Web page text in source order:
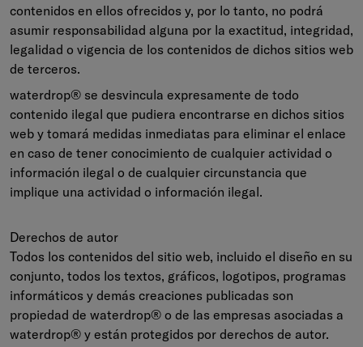
contenidos en ellos ofrecidos y, por lo tanto, no podrá
asumir responsabilidad alguna por la exactitud, integridad,
legalidad o vigencia de los contenidos de dichos sitios web
de terceros.
waterdrop® se desvincula expresamente de todo
contenido ilegal que pudiera encontrarse en dichos sitios
web y tomará medidas inmediatas para eliminar el enlace
en caso de tener conocimiento de cualquier actividad o
información ilegal o de cualquier circunstancia que
implique una actividad o información ilegal.
Derechos de autor
Todos los contenidos del sitio web, incluido el diseño en su
conjunto, todos los textos, gráficos, logotipos, programas
informáticos y demás creaciones publicadas son
propiedad de waterdrop® o de las empresas asociadas a
waterdrop® y están protegidos por derechos de autor.